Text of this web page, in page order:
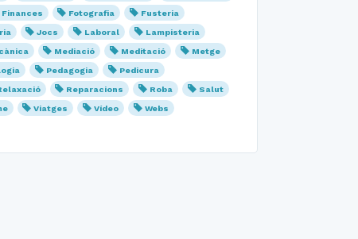
Finances Fotografia
Fusteria
Jocs Laboral
Lampisteria
Mediació Meditació
Metge
Pedagogia
Pedicura
Reparacions Roba
Salut
Viatges Vídeo
Webs